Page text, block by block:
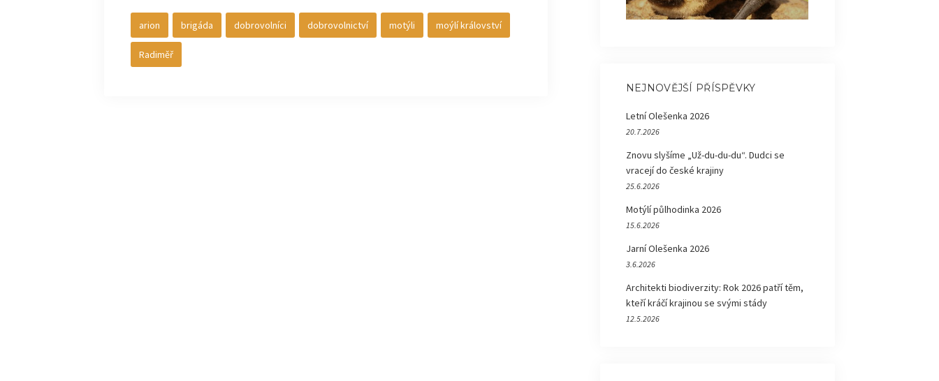
arion brigáda dobrovolníci dobrovolnictví motýli moýlí království
Radiměř
NEJNOVĚJŠÍ PŘÍSPĚVKY
Letní Olešenka 2026
20.7.2026
Znovu slyšíme „Už-du-du-du“. Dudci se
vracejí do české krajiny
25.6.2026
Motýlí půlhodinka 2026
15.6.2026
Jarní Olešenka 2026
3.6.2026
Architekti biodiverzity: Rok 2026 patří těm,
kteří kráčí krajinou se svými stády
12.5.2026